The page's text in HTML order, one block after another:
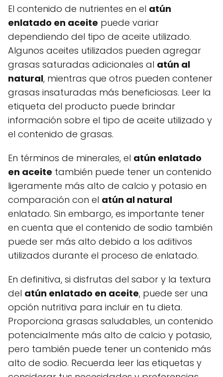
El contenido de nutrientes en el atún
enlatado en aceite puede variar
dependiendo del tipo de aceite utilizado.
Algunos aceites utilizados pueden agregar
grasas saturadas adicionales al atún al
natural, mientras que otros pueden contener
grasas insaturadas más beneficiosas. Leer la
etiqueta del producto puede brindar
información sobre el tipo de aceite utilizado y
el contenido de grasas.
En términos de minerales, el atún enlatado
en aceite también puede tener un contenido
ligeramente más alto de calcio y potasio en
comparación con el atún al natural
enlatado. Sin embargo, es importante tener
en cuenta que el contenido de sodio también
puede ser más alto debido a los aditivos
utilizados durante el proceso de enlatado.
En definitiva, si disfrutas del sabor y la textura
del atún enlatado en aceite, puede ser una
opción nutritiva para incluir en tu dieta.
Proporciona grasas saludables, un contenido
potencialmente más alto de calcio y potasio,
pero también puede tener un contenido más
alto de sodio. Recuerda leer las etiquetas y